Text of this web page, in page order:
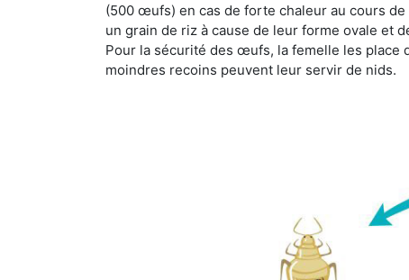
(500 œufs) en cas de forte chaleur au cours
un grain de riz à cause de leur forme ovale et
Pour la sécurité des œufs, la femelle les place
moindres recoins peuvent leur servir de nids.